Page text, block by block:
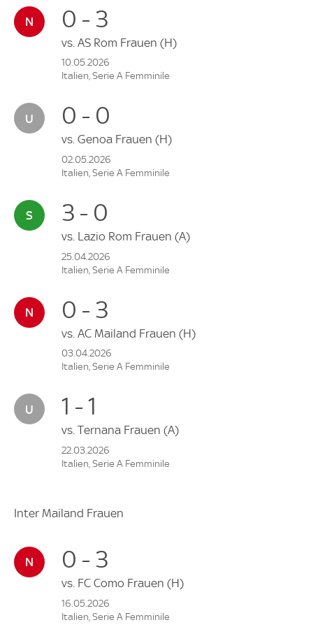
0 - 3
vs. AS Rom Frauen (H)
10.05.2026
Italien, Serie A Femminile
0 - 0
vs. Genoa Frauen (H)
02.05.2026
Italien, Serie A Femminile
3 - 0
vs. Lazio Rom Frauen (A)
25.04.2026
Italien, Serie A Femminile
0 - 3
vs. AC Mailand Frauen (H)
03.04.2026
Italien, Serie A Femminile
1 - 1
vs. Ternana Frauen (A)
22.03.2026
Italien, Serie A Femminile
Inter Mailand Frauen
0 - 3
vs. FC Como Frauen (H)
16.05.2026
Italien, Serie A Femminile